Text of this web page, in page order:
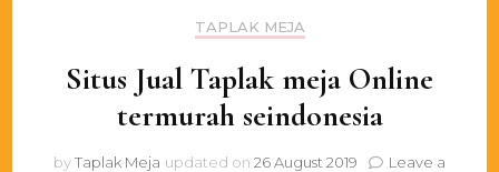
TAPLAK MEJA
Situs Jual Taplak meja Online
termurah seindonesia
byTaplak Meja updated on 26 August 2019
Leave a